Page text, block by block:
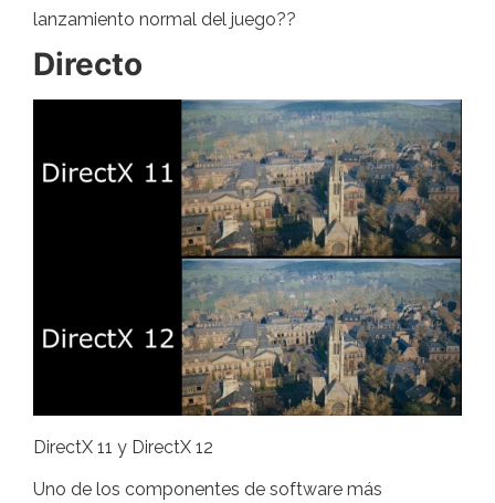
lanzamiento normal del juego??
Directo
DirectX 11 y DirectX 12
Uno de los componentes de software más